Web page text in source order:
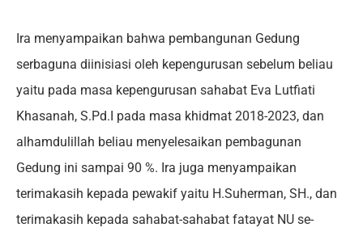
Ira menyampaikan bahwa pembangunan Gedung
serbaguna diinisiasi oleh kepengurusan sebelum beliau
yaitu pada masa kepengurusan sahabat Eva Lutfiati
Khasanah, S.Pd.I pada masa khidmat 2018-2023, dan
alhamdulillah beliau menyelesaikan pembagunan
Gedung ini sampai 90 %. Ira juga menyampaikan
terimakasih kepada pewakif yaitu H.Suherman, SH., dan
terimakasih kepada sahabat-sahabat fatayat NU se-